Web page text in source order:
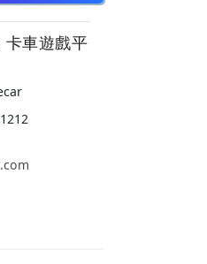
卡車遊戲平